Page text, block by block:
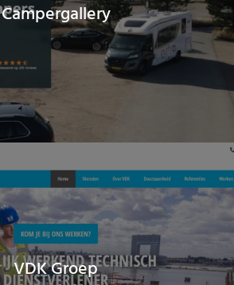
Campergallery
VDK Groep